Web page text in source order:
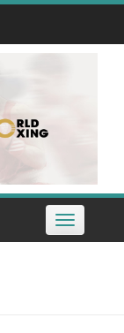
Toggle
navigation